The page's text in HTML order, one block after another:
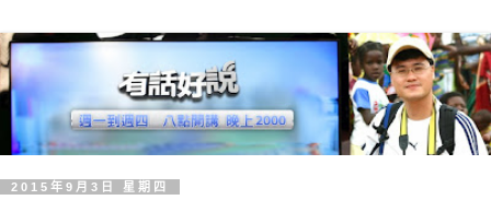
2015年9月3日 星期四